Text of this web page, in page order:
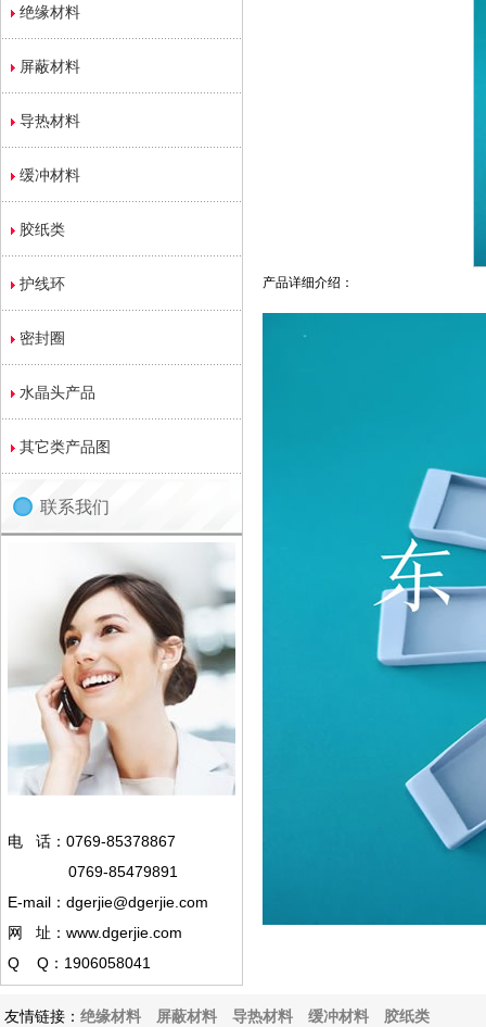
绝缘材料
屏蔽材料
导热材料
缓冲材料
胶纸类
护线环
密封圈
水晶头产品
其它类产品图
联系我们
电 话：0769-85378867
0769-85479891
E-mail：dgerjie@dgerjie.com
网 址：www.dgerjie.com
Q Q：1906058041
产品详细介绍：
友情链接： 绝缘材料 屏蔽材料 导热材料 缓冲材料 胶纸类